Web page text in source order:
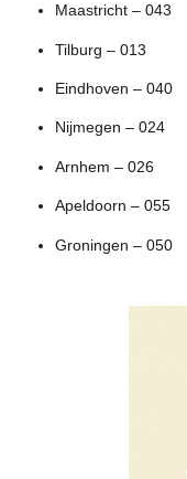
Maastricht – 043
Tilburg – 013
Eindhoven – 040
Nijmegen – 024
Arnhem – 026
Apeldoorn – 055
Groningen – 050